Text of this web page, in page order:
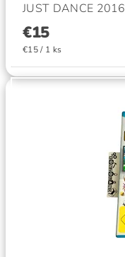
JUST DANCE 2016
€15
€15 / 1 ks